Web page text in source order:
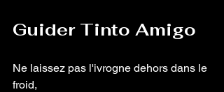
Guider Tinto Amigo
Ne laissez pas l'ivrogne dehors dans le
froid,